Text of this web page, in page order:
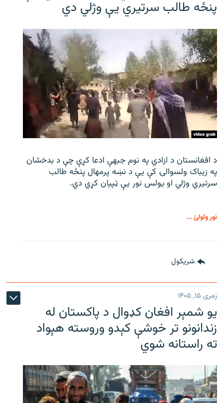
پنځه طالب سرتیري يې وژلي دي
د افغانستان د ازادي په نوم جبهې ادعا کړې چې د بدخشان
په زیباک ولسوالۍ کې يې د نښه پرمهال پنځه طالب
سرتیري وژلي او یولس نور يې ټپیان کړي دي.
نور ولولئ ...
شريکول
زمری ۱۵, ۱۴۰۵
یو شمېر افغان کډوال د پاکستان له
زندانونو تر خوشې کېدو وروسته هېواد
ته راستانه شوي